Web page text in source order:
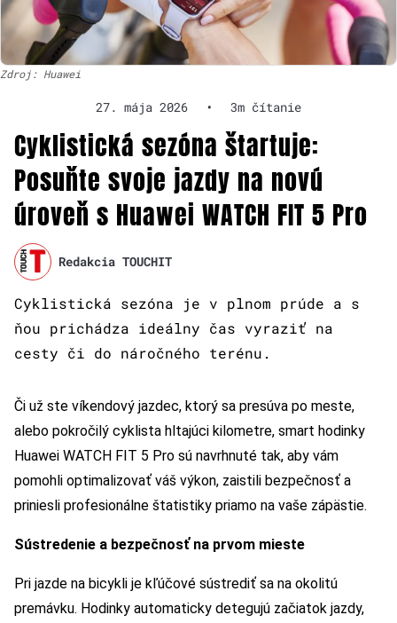
Zdroj: Huawei
27. mája 2026 • 3m čítanie
Cyklistická sezóna štartuje:
Posuňte svoje jazdy na novú
úroveň s Huawei WATCH FIT 5 Pro
Redakcia TOUCHIT
Cyklistická sezóna je v plnom prúde a s
ňou prichádza ideálny čas vyraziť na
cesty či do náročného terénu.
Či už ste víkendový jazdec, ktorý sa presúva po meste,
alebo pokročilý cyklista hltajúci kilometre, smart hodinky
Huawei WATCH FIT 5 Pro sú navrhnuté tak, aby vám
pomohli optimalizovať váš výkon, zaistili bezpečnosť a
priniesli profesionálne štatistiky priamo na vaše zápästie.
Sústredenie a bezpečnosť na prvom mieste
Pri jazde na bicykli je kľúčové sústrediť sa na okolitú
premávku. Hodinky automaticky detegujú začiatok jazdy,